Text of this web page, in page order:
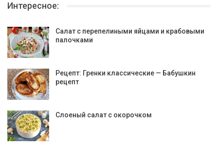
Интересное:
Салат с перепелиными яйцами и крабовыми
палочками
Рецепт: Гренки классические — Бабушкин
рецепт
Слоеный салат с окорочком